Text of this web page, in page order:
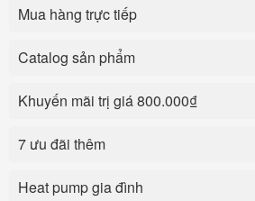
Mua hàng trực tiếp
Catalog sản phẩm
Khuyến mãi trị giá 800.000₫
7 ưu đãi thêm
Heat pump gia đình